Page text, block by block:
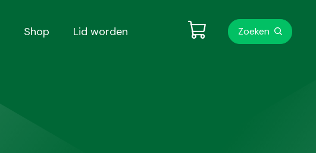
Shop Lid worden Zoeken